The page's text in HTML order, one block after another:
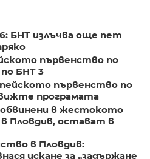
БНТ излъчва още пет
първенство по
БНТ 3
първенство по
програмата
в жестокото
Пловдив, остават в
в Пловдив:
искане за „задържане